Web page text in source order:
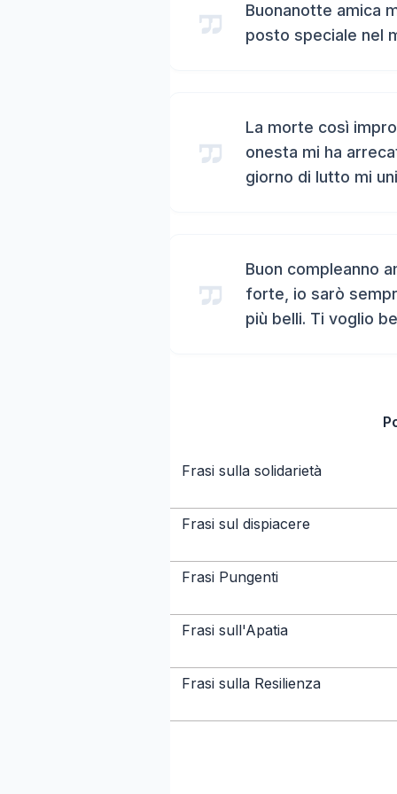
Buonanotte amica
posto speciale nel
La morte così
onesta mi ha
giorno di lutto mi
Buon compleanno
forte, io sarò
più belli. Ti voglio
Frasi sulla solidarietà
Frasi sul dispiacere
Frasi Pungenti
Frasi sull'Apatia
Frasi sulla Resilienza